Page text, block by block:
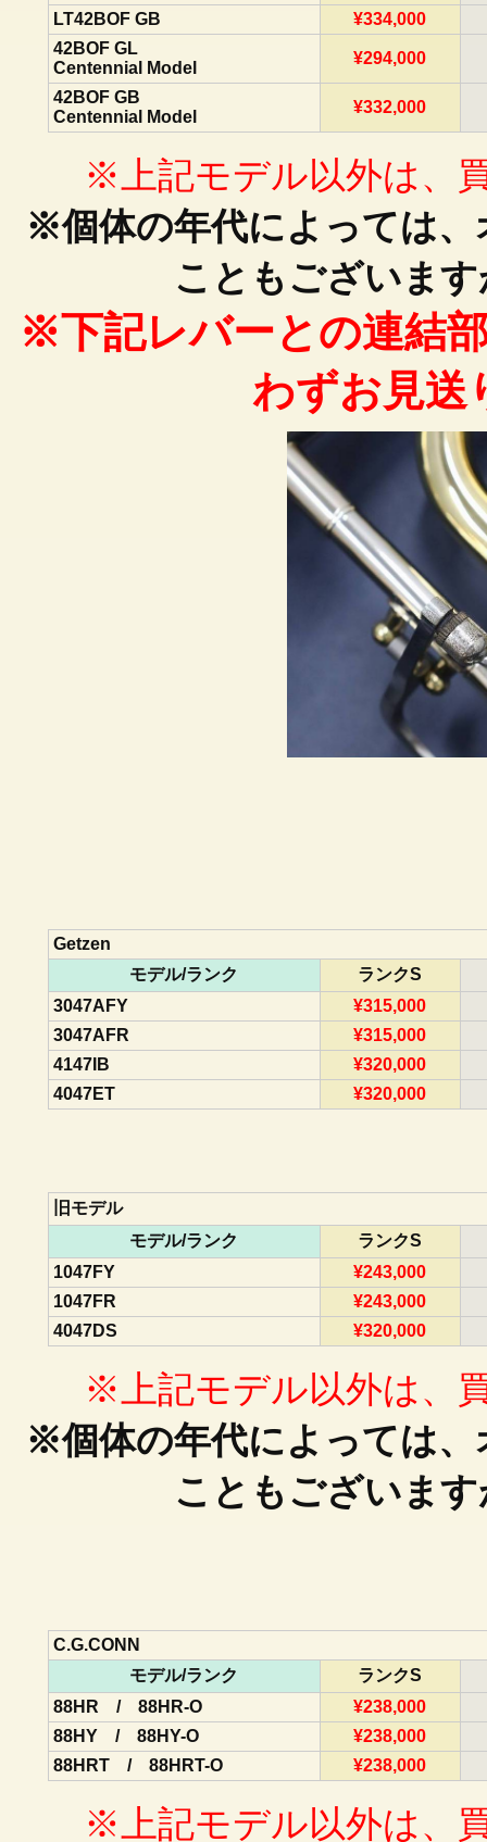
LT42BOF GB
¥334,000
42BOF GL
Centennial Model
¥294,000
42BOF GB
Centennial Model
¥332,000
※上記モデル以外は、
※個体の年代によっては
こともございま
※下記レバーとの連結
わずお見送
Getzen
モデル/ランク
ランクS
3047AFY
¥315,000
3047AFR
¥315,000
4147IB
¥320,000
4047ET
¥320,000
旧モデル
モデル/ランク
ランクS
1047FY
¥243,000
1047FR
¥243,000
4047DS
¥320,000
※上記モデル以外は、
※個体の年代によっては
こともございま
C.G.CONN
モデル/ランク
ランクS
88HR / 88HR-O
¥238,000
88HY / 88HY-O
¥238,000
88HRT / 88HRT-O
¥238,000
※上記モデル以外は、